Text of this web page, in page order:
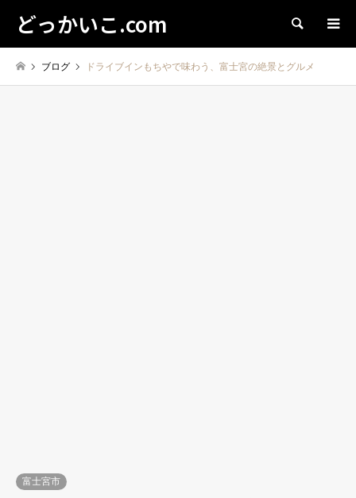
どっかいこ.com 検索
ブログ ドライブインもちやで味わう、富士宮の絶景とグルメ
富士宮市